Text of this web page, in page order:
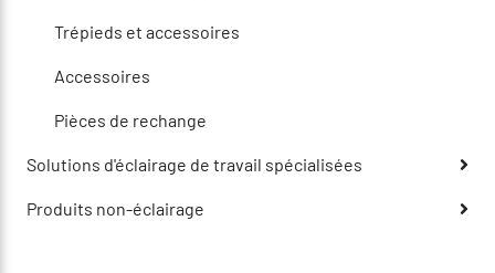
Trépieds et accessoires
Accessoires
Pièces de rechange
Solutions d'éclairage de travail spécialisées
Produits non-éclairage